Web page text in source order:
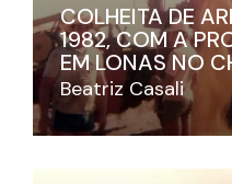
COLHEITA DE
1982, COM A
EM LONAS NO
Beatriz Casali